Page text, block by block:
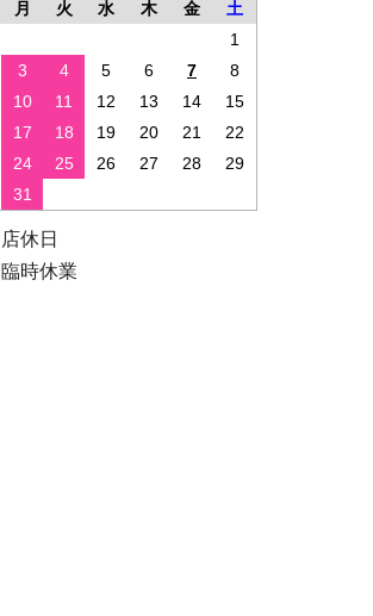
月 火 水 木 金
土
1
3 4 5 6 7
8
10 11 12 13 14
15
17 18 19 20 21
22
24 25 26 27 28
29
31
店休日
臨時休業